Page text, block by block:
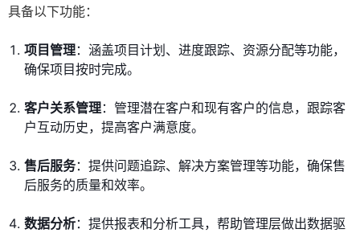
具备以下功能：
项目管理：涵盖项目计划、进度跟踪、资源分配等功能，
确保项目按时完成。
客户关系管理：管理潜在客户和现有客户的信息，跟踪客
户互动历史，提高客户满意度。
售后服务：提供问题追踪、解决方案管理等功能，确保售
后服务的质量和效率。
数据分析：提供报表和分析工具，帮助管理层做出数据驱